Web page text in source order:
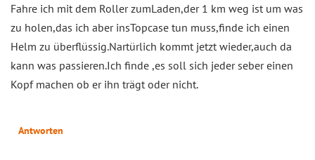
Fahre ich mit dem Roller zumLaden,der 1 km weg ist um was
zu holen,das ich aber insTopcase tun muss,finde ich einen
Helm zu überflüssig.Nartürlich kommt jetzt wieder,auch da
kann was passieren.Ich finde ,es soll sich jeder seber einen
Kopf machen ob er ihn trägt oder nicht.
Antworten